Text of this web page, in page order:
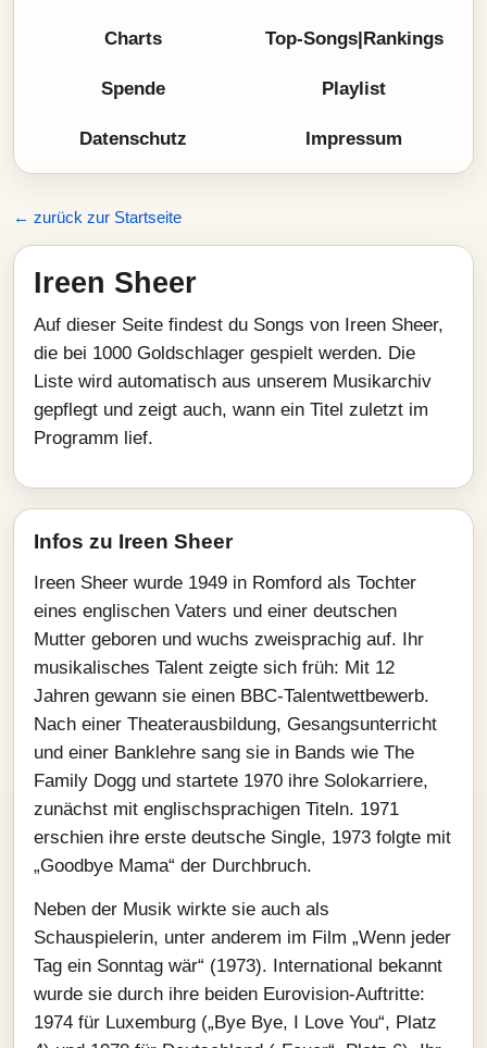
Charts Top-Songs|Rankings
Spende Playlist
Datenschutz Impressum
← zurück zur Startseite
Ireen Sheer
Auf dieser Seite findest du Songs von Ireen Sheer,
die bei 1000 Goldschlager gespielt werden. Die
Liste wird automatisch aus unserem Musikarchiv
gepflegt und zeigt auch, wann ein Titel zuletzt im
Programm lief.
Infos zu Ireen Sheer
Ireen Sheer wurde 1949 in Romford als Tochter
eines englischen Vaters und einer deutschen
Mutter geboren und wuchs zweisprachig auf. Ihr
musikalisches Talent zeigte sich früh: Mit 12
Jahren gewann sie einen BBC‑Talentwettbewerb.
Nach einer Theaterausbildung, Gesangsunterricht
und einer Banklehre sang sie in Bands wie The
Family Dogg und startete 1970 ihre Solokarriere,
zunächst mit englischsprachigen Titeln. 1971
erschien ihre erste deutsche Single, 1973 folgte mit
„Goodbye Mama“ der Durchbruch.
Neben der Musik wirkte sie auch als
Schauspielerin, unter anderem im Film „Wenn jeder
Tag ein Sonntag wär“ (1973). International bekannt
wurde sie durch ihre beiden Eurovision‑Auftritte:
1974 für Luxemburg („Bye Bye, I Love You“, Platz